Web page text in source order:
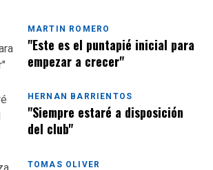
MARTIN ROMERO
"Este es el puntapié inicial para
empezar a crecer"
HERNAN BARRIENTOS
"Siempre estaré a disposición
del club"
TOMAS OLIVER